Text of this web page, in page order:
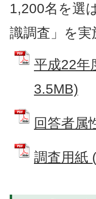
1,200名を選
識調査」を実
平成22年
3.5MB)
回答者属
調査用紙